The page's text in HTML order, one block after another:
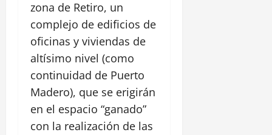
zona de Retiro, un
complejo de edificios de
oficinas y viviendas de
altísimo nivel (como
continuidad de Puerto
Madero), que se erigirán
en el espacio “ganado”
con la realización de las